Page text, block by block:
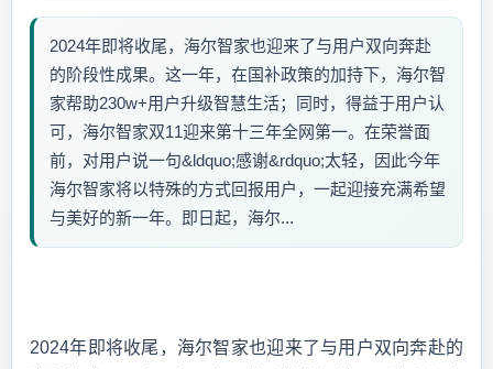
2024年即将收尾，海尔智家也迎来了与用户双向奔赴
的阶段性成果。这一年，在国补政策的加持下，海尔智
家帮助230w+用户升级智慧生活；同时，得益于用户认
可，海尔智家双11迎来第十三年全网第一。在荣誉面
前，对用户说一句&ldquo;感谢&rdquo;太轻，因此今年
海尔智家将以特殊的方式回报用户，一起迎接充满希望
与美好的新一年。即日起，海尔...
2024年即将收尾，海尔智家也迎来了与用户双向奔赴的